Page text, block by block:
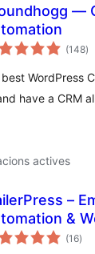
—
(148)
WordPress
have a CRM
actives
–
&
(16)